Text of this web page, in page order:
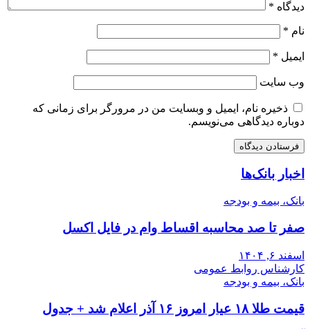
دیدگاه *
نام *
ایمیل *
وب‌ سایت
ذخیره نام، ایمیل و وبسایت من در مرورگر برای زمانی که
دوباره دیدگاهی می‌نویسم.
اخبار بانک‌ها
بانک، بیمه و بودجه
صفر تا صد محاسبه اقساط وام در فایل اکسل
اسفند ۶, ۱۴۰۴
کارشناس روابط عمومی
بانک، بیمه و بودجه
قیمت طلا ۱۸ عیار امروز ۱۶ آذر اعلام شد + جدول